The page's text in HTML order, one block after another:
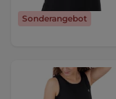
Sonderangebot